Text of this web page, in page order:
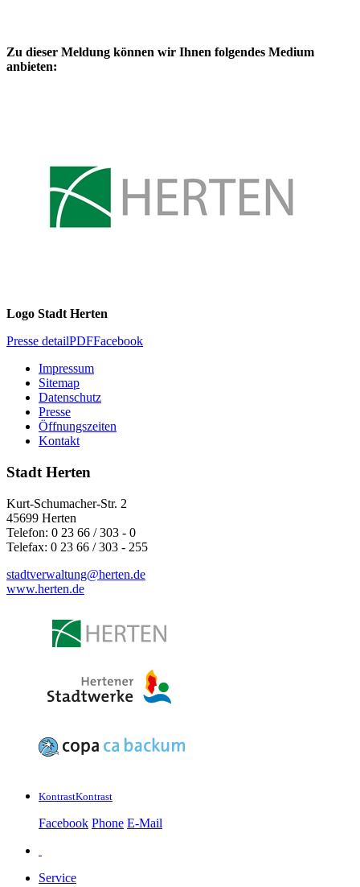
Zu dieser Meldung können wir Ihnen folgendes Medium
anbieten:
Logo Stadt Herten
Presse detailPDFFacebook
Impressum
Sitemap
Datenschutz
Presse
Öffnungszeiten
Kontakt
Stadt Herten
Kurt-Schumacher-Str. 2
45699 Herten
Telefon: 0 23 66 / 303 - 0
Telefax: 0 23 66 / 303 - 255
stadtverwaltung@herten.de
www.herten.de
KontrastKontrast
Facebook Phone E-Mail
Service